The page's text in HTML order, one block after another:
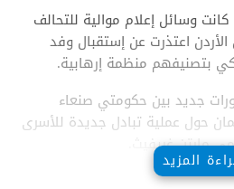
وسائل إعلام موالية للتحالف
اعتذرت عن إستقبال وفد
بتصنيفهم منظمة إرهابية.
جديد بين حكومتي صنعاء
حول عملية تبادل جديدة للأسرى
مارتن غريفيث.
المزيد